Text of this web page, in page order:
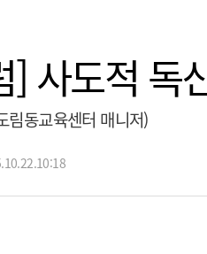
] 사도적 독
림동교육센터 매니저)